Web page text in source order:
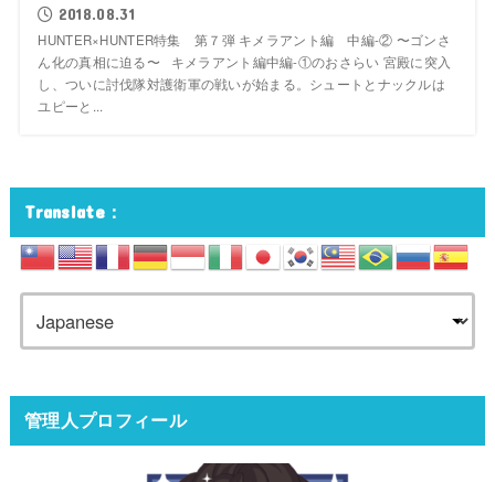
2018.08.31
HUNTER×HUNTER特集 第７弾 キメラアント編 中編-② 〜ゴンさ
ん化の真相に迫る〜 キメラアント編中編-①のおさらい 宮殿に突入
し、ついに討伐隊対護衛軍の戦いが始まる。シュートとナックルは
ユピーと...
Translate：
管理人プロフィール